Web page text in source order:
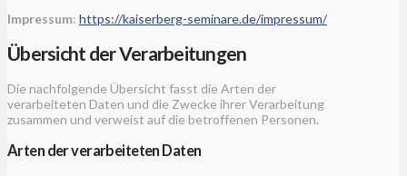
Impressum: https://kaiserberg-seminare.de/impressum/
Übersicht der Verarbeitungen
Die nachfolgende Übersicht fasst die Arten der
verarbeiteten Daten und die Zwecke ihrer Verarbeitung
zusammen und verweist auf die betroffenen Personen.
Arten der verarbeiteten Daten